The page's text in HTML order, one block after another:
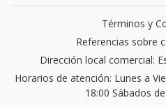
Términos y
Referencias sobre
Dirección local comercial:
Horarios de atención: Lunes a
18:00 Sábados